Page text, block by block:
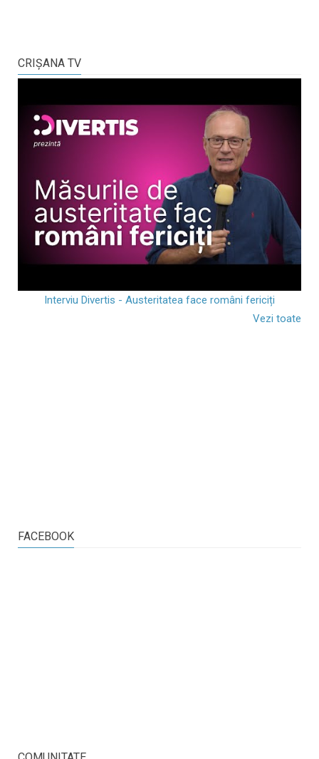
CRIŞANA TV
Interviu Divertis - Austeritatea face români fericiți
Vezi toate
FACEBOOK